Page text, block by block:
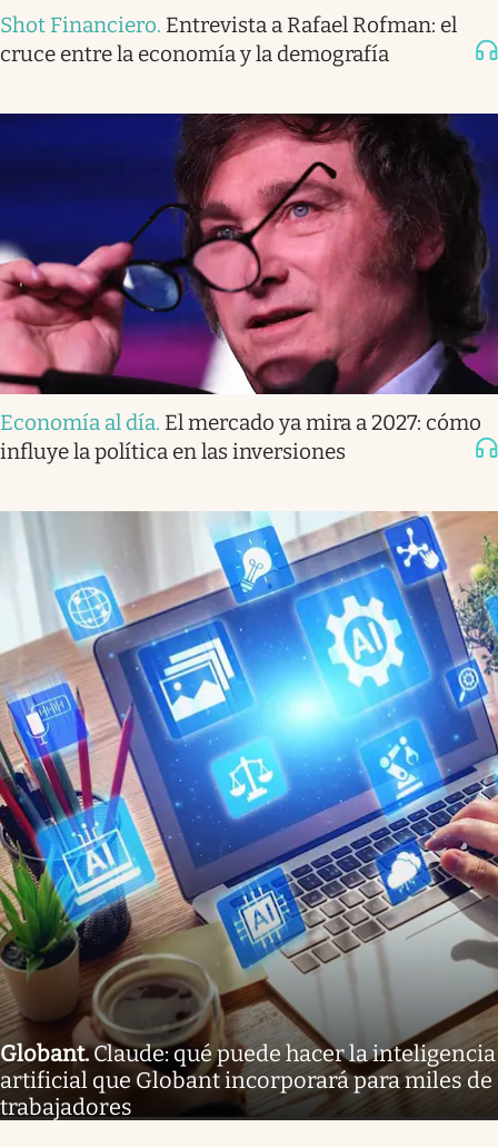
Shot Financiero. Entrevista a Rafael Rofman: el
cruce entre la economía y la demografía
Economía al día. El mercado ya mira a 2027: cómo
influye la política en las inversiones
Globant.Claude: qué puede hacer la inteligencia
artificial que Globant incorporará para miles de
trabajadores